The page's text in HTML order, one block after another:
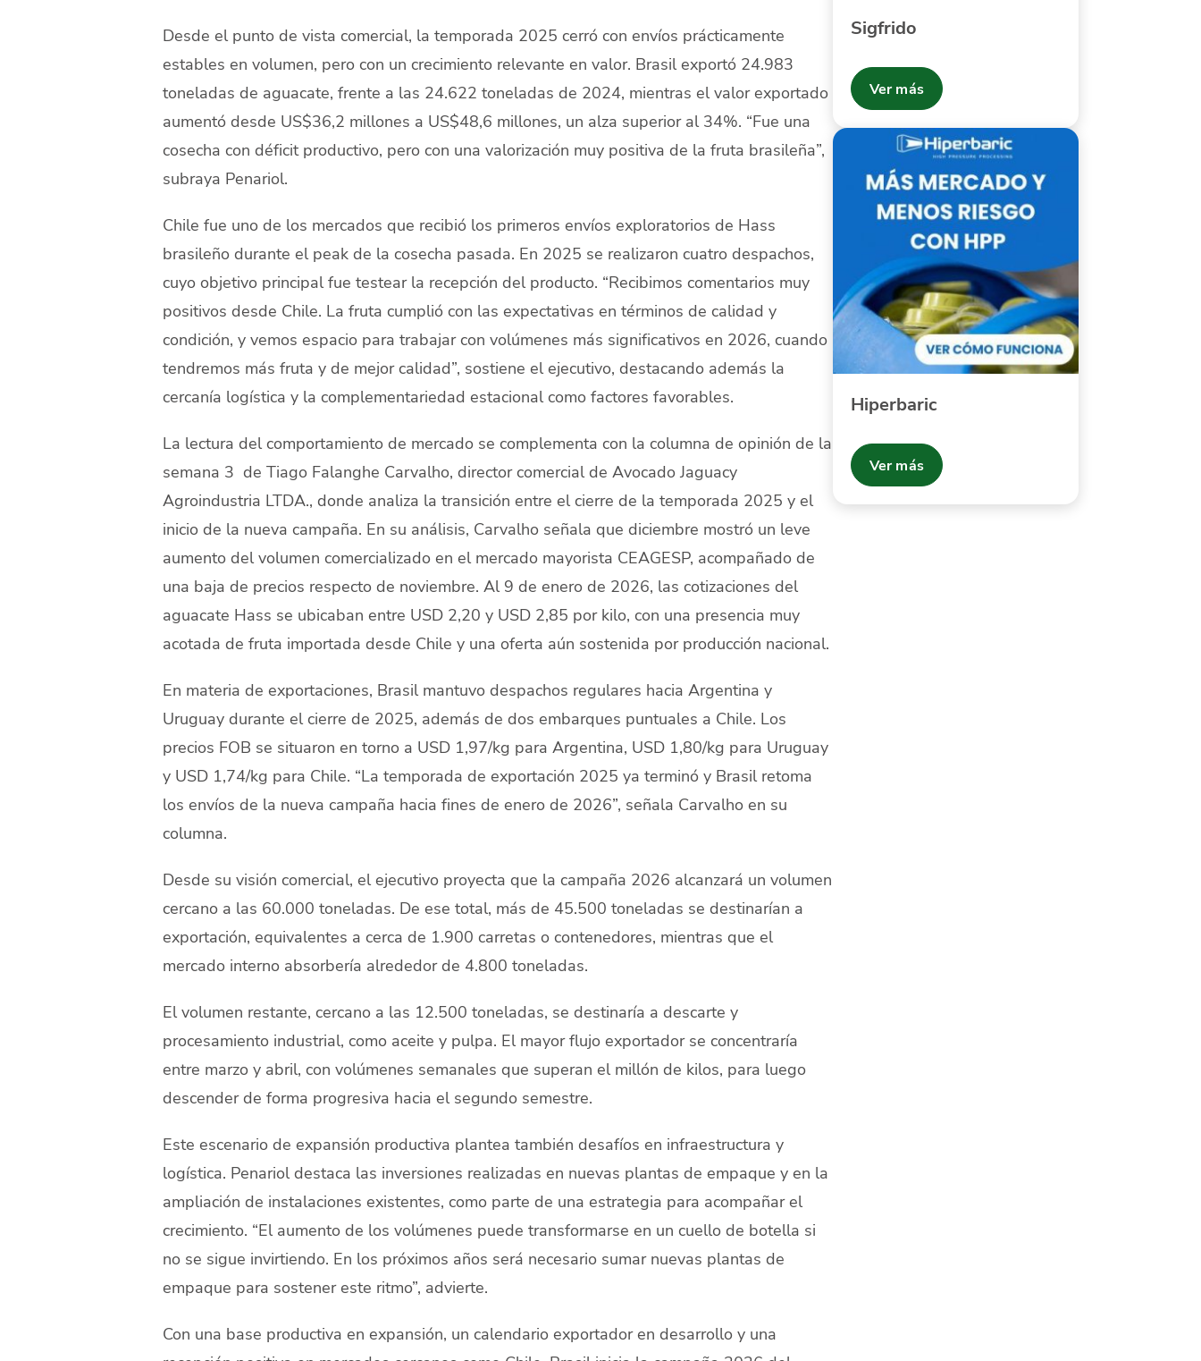
Desde el punto de vista comercial, la temporada 2025 cerró con envíos prácticamente
estables en volumen, pero con un crecimiento relevante en valor. Brasil exportó 24.983
toneladas de aguacate, frente a las 24.622 toneladas de 2024, mientras el valor exportado
aumentó desde US$36,2 millones a US$48,6 millones, un alza superior al 34%. “Fue una
cosecha con déficit productivo, pero con una valorización muy positiva de la fruta brasileña”,
subraya Penariol.
Chile fue uno de los mercados que recibió los primeros envíos exploratorios de Hass
brasileño durante el peak de la cosecha pasada. En 2025 se realizaron cuatro despachos,
cuyo objetivo principal fue testear la recepción del producto. “Recibimos comentarios muy
positivos desde Chile. La fruta cumplió con las expectativas en términos de calidad y
condición, y vemos espacio para trabajar con volúmenes más significativos en 2026, cuando
tendremos más fruta y de mejor calidad”, sostiene el ejecutivo, destacando además la
cercanía logística y la complementariedad estacional como factores favorables.
La lectura del comportamiento de mercado se complementa con la columna de opinión de la
semana 3 de Tiago Falanghe Carvalho, director comercial de Avocado Jaguacy
Agroindustria LTDA., donde analiza la transición entre el cierre de la temporada 2025 y el
inicio de la nueva campaña. En su análisis, Carvalho señala que diciembre mostró un leve
aumento del volumen comercializado en el mercado mayorista CEAGESP, acompañado de
una baja de precios respecto de noviembre. Al 9 de enero de 2026, las cotizaciones del
aguacate Hass se ubicaban entre USD 2,20 y USD 2,85 por kilo, con una presencia muy
acotada de fruta importada desde Chile y una oferta aún sostenida por producción nacional.
En materia de exportaciones, Brasil mantuvo despachos regulares hacia Argentina y
Uruguay durante el cierre de 2025, además de dos embarques puntuales a Chile. Los
precios FOB se situaron en torno a USD 1,97/kg para Argentina, USD 1,80/kg para Uruguay
y USD 1,74/kg para Chile. “La temporada de exportación 2025 ya terminó y Brasil retoma
los envíos de la nueva campaña hacia fines de enero de 2026”, señala Carvalho en su
columna.
Desde su visión comercial, el ejecutivo proyecta que la campaña 2026 alcanzará un volumen
cercano a las 60.000 toneladas. De ese total, más de 45.500 toneladas se destinarían a
exportación, equivalentes a cerca de 1.900 carretas o contenedores, mientras que el
mercado interno absorbería alrededor de 4.800 toneladas.
El volumen restante, cercano a las 12.500 toneladas, se destinaría a descarte y
procesamiento industrial, como aceite y pulpa. El mayor flujo exportador se concentraría
entre marzo y abril, con volúmenes semanales que superan el millón de kilos, para luego
descender de forma progresiva hacia el segundo semestre.
Este escenario de expansión productiva plantea también desafíos en infraestructura y
logística. Penariol destaca las inversiones realizadas en nuevas plantas de empaque y en la
ampliación de instalaciones existentes, como parte de una estrategia para acompañar el
crecimiento. “El aumento de los volúmenes puede transformarse en un cuello de botella si
no se sigue invirtiendo. En los próximos años será necesario sumar nuevas plantas de
empaque para sostener este ritmo”, advierte.
Con una base productiva en expansión, un calendario exportador en desarrollo y una
Sigfrido
Ver más
Hiperbaric
Ver más